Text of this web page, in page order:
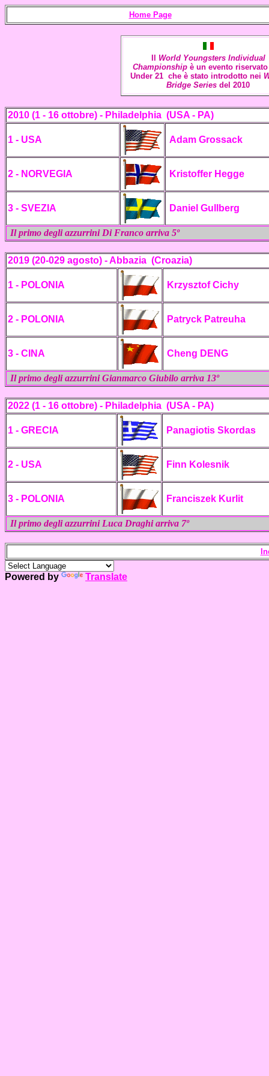
Home Page
World Youngsters Individual
Championshipè un evento
Under 21 che è stato introdotto nei
Bridge Series de l 2010
2010 (1 - 16 ottobre) - Philadelphia (USA - PA)
1 - USA Adam Grossack
2 - NORVEGIA Kristoffer Hegge
3 - SVEZIA Daniel Gullberg
Il primo degli azzurrini Di Franco arriva 5º
2019 (20-029 agosto) - Abbazia (Croazia)
1 - POLONIA Krzysztof Cichy
2 - POLONIA Patryck Patreuha
3 - CINA Cheng DENG
Il primo degli azzurrini Gianmarco Giubilo arriva 13º
2022 (1 - 16 ottobre) - Philadelphia (USA - PA)
1 - GRECIA Panagiotis Skordas
2 - USA Finn Kolesnik
3 - POLONIA Franciszek Kurlit
Il primo degli azzurrini Luca Draghi arriva 7º
Powered by Translate